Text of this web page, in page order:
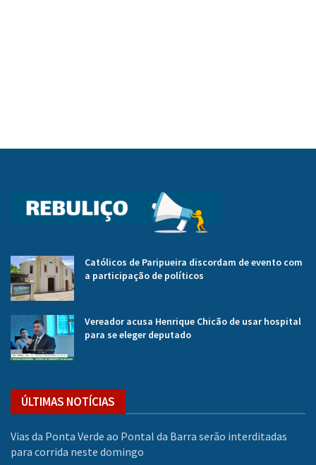
Católicos de Paripueira discordam de evento com
a participação de políticos
Vereador acusa Henrique Chicão de usar hospital
para se eleger deputado
ÚLTIMAS NOTÍCIAS
Vias da Ponta Verde ao Pontal da Barra serão interditadas
para corrida neste domingo